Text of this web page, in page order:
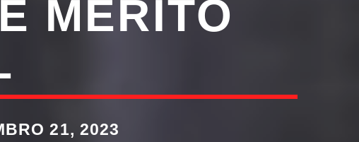
MÉRITO
21, 2023